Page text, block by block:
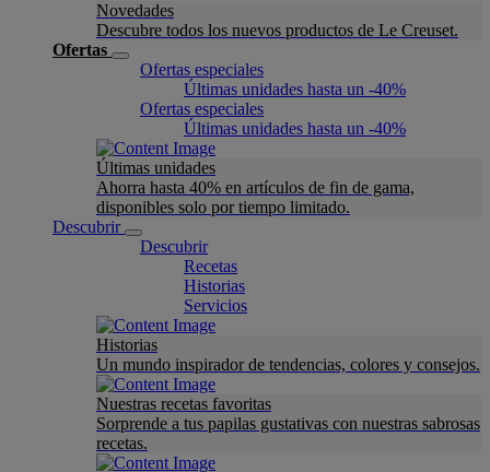
Novedades
Descubre todos los nuevos productos de Le Creuset.
Ofertas
Ofertas especiales
Últimas unidades hasta un -40%
Ofertas especiales
Últimas unidades hasta un -40%
Últimas unidades
Ahorra hasta 40% en artículos de fin de gama,
disponibles solo por tiempo limitado.
Descubrir
Descubrir
Recetas
Historias
Servicios
Historias
Un mundo inspirador de tendencias, colores y consejos.
Nuestras recetas favoritas
Sorprende a tus papilas gustativas con nuestras sabrosas
recetas.